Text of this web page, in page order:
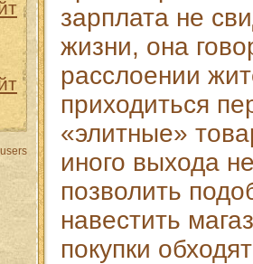
зарплата не
жизни, она
расслоении
приходиться
«элитные»
иного выхода
позволить
навестить
покупки